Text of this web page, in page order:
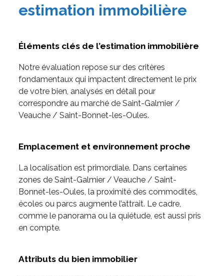
estimation immobilière
Éléments clés de l’estimation immobilière
Notre évaluation repose sur des critères
fondamentaux qui impactent directement le prix
de votre bien, analysés en détail pour
correspondre au marché de Saint-Galmier /
Veauche / Saint-Bonnet-les-Oules.
Emplacement et environnement proche
La localisation est primordiale. Dans certaines
zones de Saint-Galmier / Veauche / Saint-
Bonnet-les-Oules, la proximité des commodités,
écoles ou parcs augmente l’attrait. Le cadre,
comme le panorama ou la quiétude, est aussi pris
en compte.
Attributs du bien immobilier